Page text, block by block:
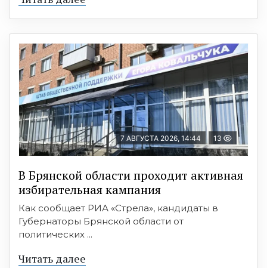
7 АВГУСТА 2026, 14:44 13
В Брянской области проходит активная
избирательная кампания
Как сообщает РИА «Стрела», кандидаты в
Губернаторы Брянской области от
политических ...
Читать далее